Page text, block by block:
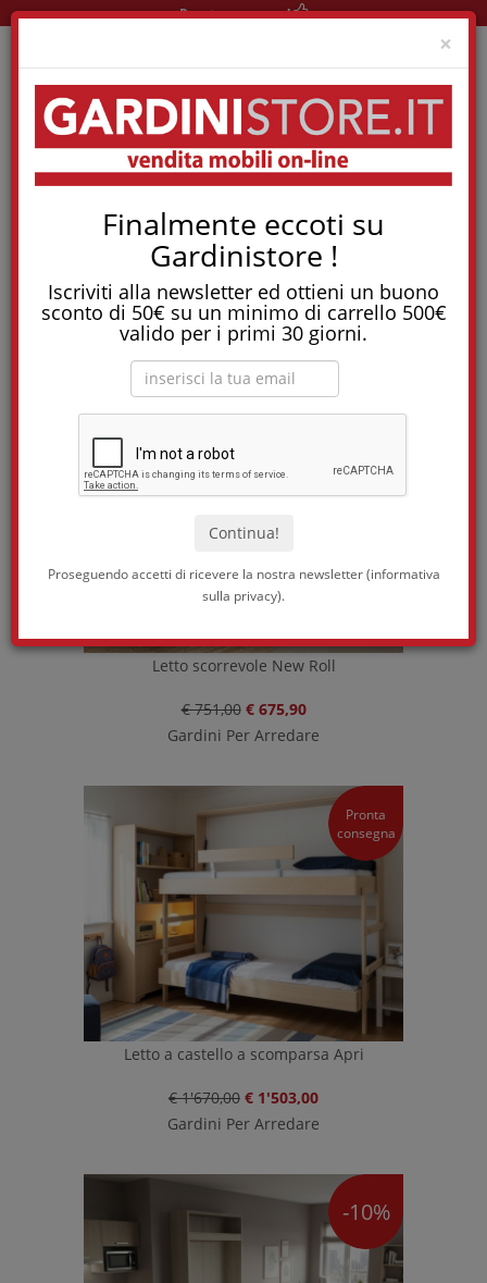
×
Finalmente eccoti su
Gardinistore !
Iscriviti alla newsletter ed ottieni un buono
sconto di 50€ su un minimo di carrello 500€
valido per i primi 30 giorni.
Proseguendo accetti di ricevere la nostra newsletter (informativa
sulla privacy).
Pronta consegna!
e molti altri Elettrodomestici!
Letti Singoli a Scomparsa
Letto scorrevole New Roll
€ 751,00 € 675,90
Gardini Per Arredare
Pronta
consegna
Letto a castello a scomparsa Apri
€ 1'670,00 € 1'503,00
Gardini Per Arredare
-10%